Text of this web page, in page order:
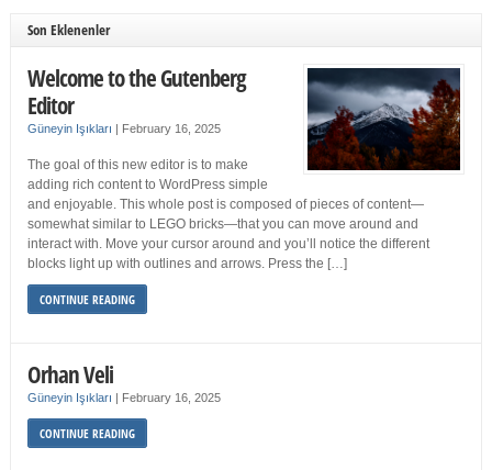
Son Eklenenler
Welcome to the Gutenberg
Editor
Güneyin Işıkları | February 16, 2025
The goal of this new editor is to make
adding rich content to WordPress simple
and enjoyable. This whole post is composed of pieces of content—
somewhat similar to LEGO bricks—that you can move around and
interact with. Move your cursor around and you’ll notice the different
blocks light up with outlines and arrows. Press the […]
CONTINUE READING
Orhan Veli
Güneyin Işıkları | February 16, 2025
CONTINUE READING